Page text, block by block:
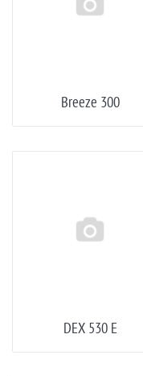
Breeze 300
DEX 530 E